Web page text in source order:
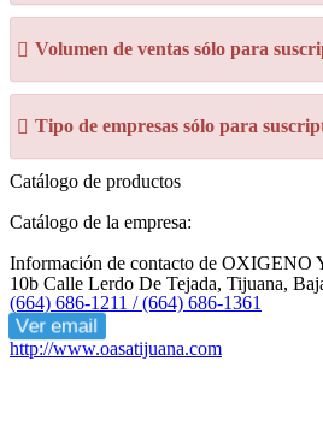
Volumen de ventas sólo para
Tipo de empresas sólo para
Catálogo de productos
Catálogo de la empresa:
Información de contacto de OXIGENO
10b Calle Lerdo De Tejada, Tijuana,
(664) 686-1211 / (664) 686-1361
Ver email
http://www.oasatijuana.com